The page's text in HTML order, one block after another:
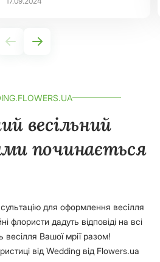
весільний
починається
для оформлення весілля
флористи дадуть відповіді на всі
весілля Вашої мрії разом!
від Wedding від Flowers.ua